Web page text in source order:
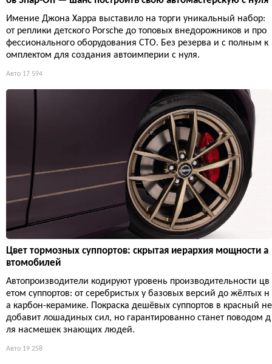
Имение Джона Харра выставило на торги уникальный набор:
от реплики детского Porsche до топовых внедорожников и про
фессионального оборудования СТО. Без резерва и с полным к
омплектом для создания автоимперии с нуля.
Авто 17 594
Цвет тормозных суппортов: скрытая иерархия мощности а
втомобилей
Автопроизводители кодируют уровень производительности цв
етом суппортов: от серебристых у базовых версий до жёлтых н
а карбон-керамике. Покраска дешёвых суппортов в красный не
добавит лошадиных сил, но гарантированно станет поводом д
ля насмешек знающих людей.
Авто 19 258